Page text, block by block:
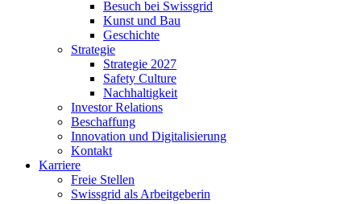
Besuch bei Swissgrid
Kunst und Bau
Geschichte
Strategie
Strategie 2027
Safety Culture
Nachhaltigkeit
Investor Relations
Beschaffung
Innovation und Digitalisierung
Kontakt
Karriere
Freie Stellen
Swissgrid als Arbeitgeberin